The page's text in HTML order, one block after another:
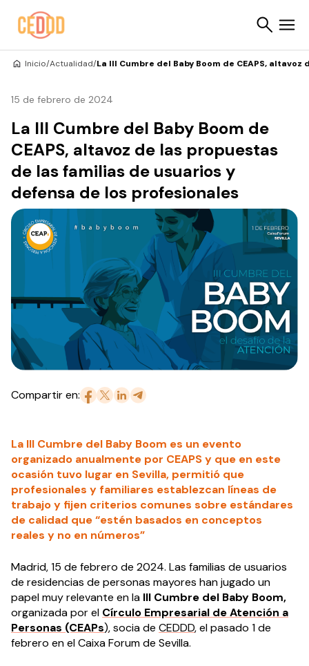
Inicio/Actualidad/La III Cumbre del Baby Boom de CEAPS,
15 de febrero de 2024
La III Cumbre del Baby Boom de
CEAPS, altavoz de las propuestas
de las familias de usuarios y
defensa de los profesionales
Compartir en:
La III Cumbre del Baby Boom es un evento
organizado anualmente por CEAPS y que en este
ocasión tuvo lugar en Sevilla, permitió que
profesionales y familiares establezcan líneas de
trabajo y fijen criterios comunes sobre estándares
de calidad que “estén basados en conceptos
reales y no en números”
Madrid, 15 de febrero de 2024. Las familias de usuarios
de residencias de personas mayores han jugado un
papel muy relevante en la III Cumbre del Baby Boom,
organizada por el Círculo Empresarial de Atención a
Personas (CEAPs), socia de CEDDD, el pasado 1 de
febrero en el Caixa Forum de Sevilla.